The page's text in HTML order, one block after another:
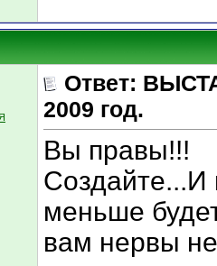
Ответ:
2009 год.
Вы правы!!!
Создайте...И
меньше
вам нервы